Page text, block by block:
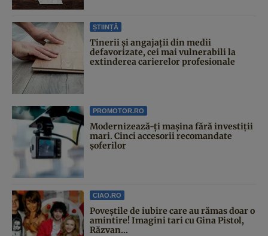
ȘTIINȚĂ
Tinerii și angajații din medii
defavorizate, cei mai vulnerabili la
extinderea carierelor profesionale
PROMOTOR.RO
Modernizează-ți mașina fără investiții
mari. Cinci accesorii recomandate
șoferilor
CIAO.RO
Poveştile de iubire care au rămas doar o
amintire! Imagini tari cu Gina Pistol,
Răzvan...